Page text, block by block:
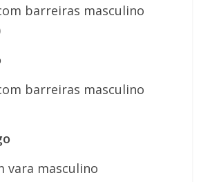
barreiras masculino
barreiras masculino
vara masculino